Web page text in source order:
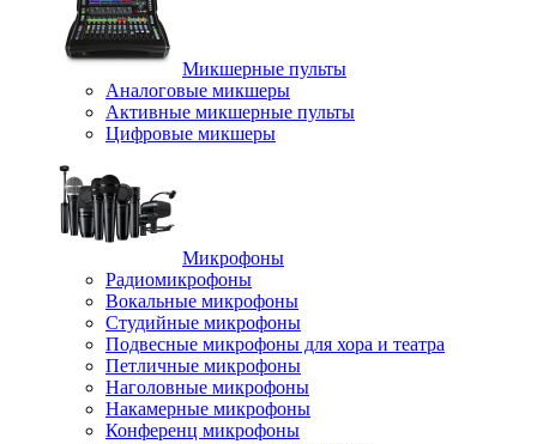
Микшерные пульты
Аналоговые микшеры
Активные микшерные пульты
Цифровые микшеры
Микрофоны
Радиомикрофоны
Вокальные микрофоны
Студийные микрофоны
Подвесные микрофоны для хора и театра
Петличные микрофоны
Наголовные микрофоны
Накамерные микрофоны
Конференц микрофоны